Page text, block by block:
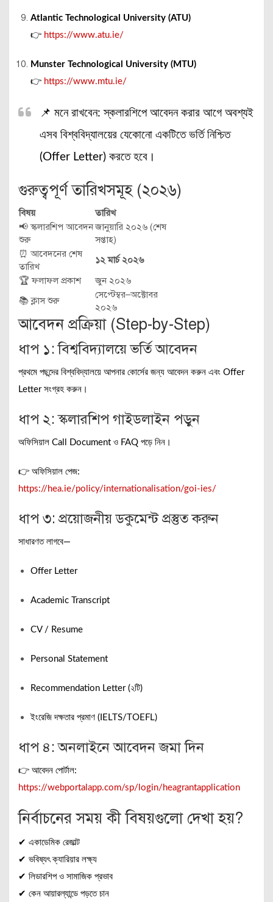
Atlantic Technological University (ATU)
👉 https://www.atu.ie/
Munster Technological University (MTU)
👉 https://www.mtu.ie/
📌 মনে রাখবেন: স্কলারশিপে আবেদন করার আগে অবশ্যই
এসব বিশ্ববিদ্যালয়ের যেকোনো একটিতে ভর্তি নিশ্চিত
(Offer Letter) করতে হবে।
গুরুত্বপূর্ণ তারিখসমূহ (২০২৬)
বিষয়
তারিখ
📢 স্কলারশিপ আবেদন
শুরু
জানুয়ারি ২০২৬ (শেষ
সপ্তাহ)
⏰ আবেদনের শেষ
তারিখ
১২ মার্চ ২০২৬
🏆 ফলাফল প্রকাশ
জুন ২০২৬
📚 ক্লাস শুরু
সেপ্টেম্বর–অক্টোবর
২০২৬
আবেদন প্রক্রিয়া (Step-by-Step)
ধাপ ১: বিশ্ববিদ্যালয়ে ভর্তি আবেদন
প্রথমে পছন্দের বিশ্ববিদ্যালয়ে আপনার কোর্সের জন্য আবেদন করুন এবং Offer
Letter সংগ্রহ করুন।
ধাপ ২: স্কলারশিপ গাইডলাইন পড়ুন
অফিসিয়াল Call Document ও FAQ পড়ে নিন।
👉 অফিসিয়াল পেজ:
https://hea.ie/policy/internationalisation/goi-ies/
ধাপ ৩: প্রয়োজনীয় ডকুমেন্ট প্রস্তুত করুন
সাধারণত লাগবে—
Offer Letter
Academic Transcript
CV / Resume
Personal Statement
Recommendation Letter (২টি)
ইংরেজি দক্ষতার প্রমাণ (IELTS/TOEFL)
ধাপ ৪: অনলাইনে আবেদন জমা দিন
👉 আবেদন পোর্টাল:
https://webportalapp.com/sp/login/heagrantapplication
নির্বাচনের সময় কী বিষয়গুলো দেখা হয়?
✔ একাডেমিক রেজাল্ট
✔ ভবিষ্যৎ ক্যারিয়ার লক্ষ্য
✔ লিডারশিপ ও সামাজিক প্রভাব
✔ কেন আয়ারল্যান্ডে পড়তে চান